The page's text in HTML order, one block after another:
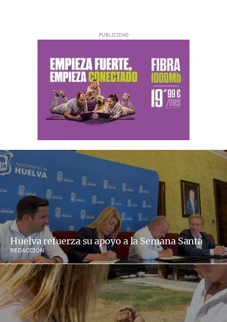
Huelva refuerza su apoyo a la Semana Santa
REDACCIÓN